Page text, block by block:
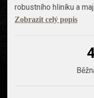
robustního hliníku a
Zobrazit celý popis